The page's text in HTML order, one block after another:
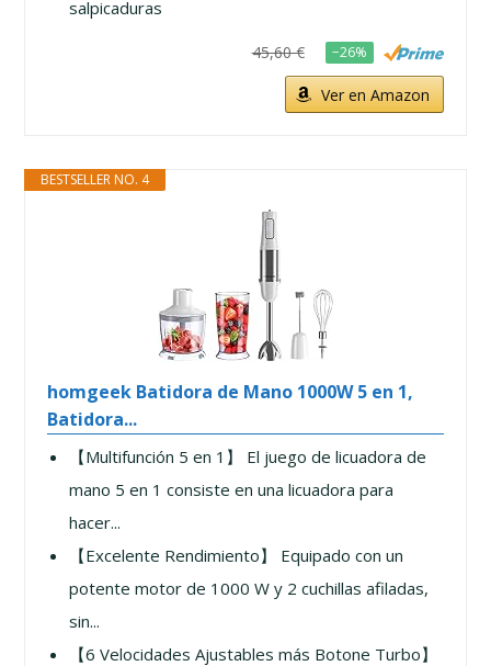
salpicaduras
45,60 € −26%
Ver en Amazon
BESTSELLER NO. 4
homgeek Batidora de Mano 1000W 5 en 1,
Batidora...
【Multifunción 5 en 1】 El juego de licuadora de
mano 5 en 1 consiste en una licuadora para
hacer...
【Excelente Rendimiento】 Equipado con un
potente motor de 1000 W y 2 cuchillas afiladas,
sin...
【6 Velocidades Ajustables más Botone Turbo】